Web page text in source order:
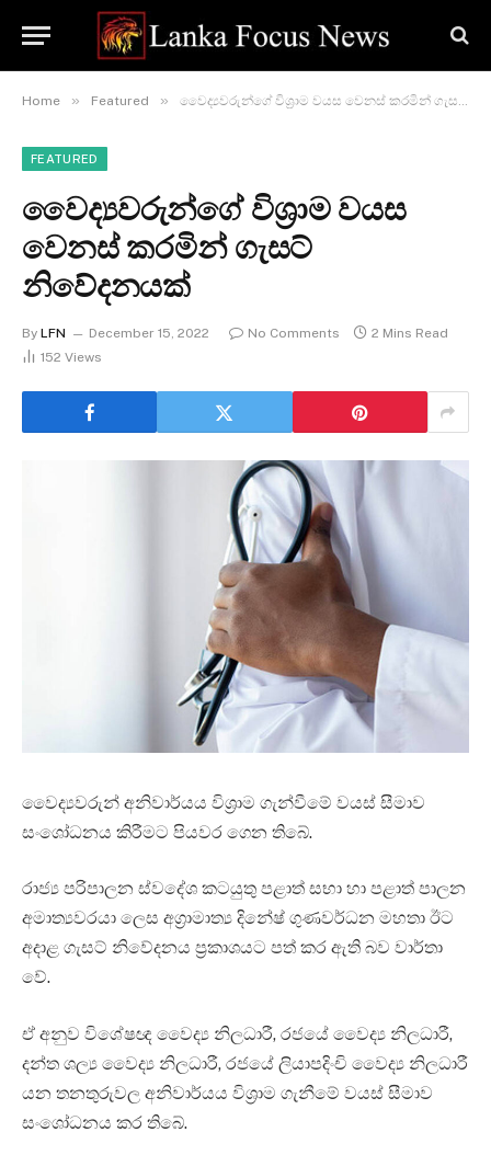
Home » Featured » වෛද්‍යවරුන්ගේ විශ්‍රාම වයස වෙනස් කරමින් ගැසට් නිවේදනයක්
FEATURED
වෛද්‍යවරුන්ගේ විශ්‍රාම වයස
වෙනස් කරමින් ගැසට්
නිවේදනයක්
By LFN December 15, 2022 No Comments
2 Mins Read
152 Views
වෛද්‍යවරුන් අනිවාර්යය විශ්‍රාම ගැන්වීමේ වයස් සීමාව
සංශෝධනය කිරීමට පියවර ගෙන තිබේ.
රාජ්‍ය පරිපාලන ස්වදේශ කටයුතු පළාත් සභා හා පළාත් පාලන
අමාත්‍යවරයා ලෙස අග්‍රාමාත්‍ය දිනේෂ් ගුණවර්ධන මහතා ඊට
අදාළ ගැසට් නිවේදනය ප්‍රකාශයට පත් කර ඇති බව වාර්තා
වේ.
ඒ අනුව විශේෂඥ වෛද්‍ය නිලධාරී, රජයේ වෛද්‍ය නිලධාරී,
දන්ත ශල්‍ය වෛද්‍ය නිලධාරී, රජයේ ලියාපදිංචි වෛද්‍ය නිලධාරී
යන තනතුරුවල අනිවාර්යය විශ්‍රාම ගැනීමේ වයස් සීමාව
සංශෝධනය කර තිබේ.